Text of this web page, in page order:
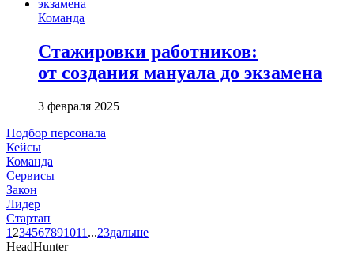
Команда
Стажировки работников:
от создания мануала до экзамена
3 февраля 2025
Подбор персонала
Кейсы
Команда
Сервисы
Закон
Лидер
Стартап
1 234567891011 ...23дальше
HeadHunter